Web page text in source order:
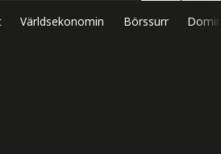
Världsekonomin Börssurr